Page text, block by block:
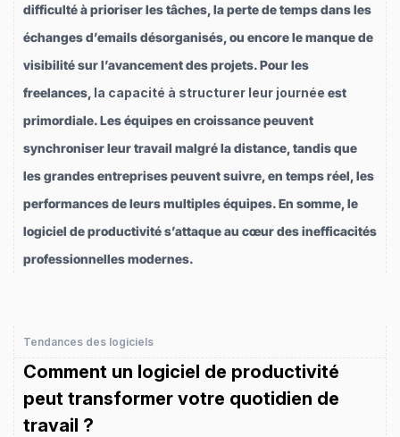
difficulté à prioriser les tâches, la perte de temps dans les
échanges d’emails désorganisés, ou encore le manque de
visibilité sur l’avancement des projets. Pour les
freelances, la capacité à structurer leur journée est
primordiale. Les équipes en croissance peuvent
synchroniser leur travail malgré la distance, tandis que
les grandes entreprises peuvent suivre, en temps réel, les
performances de leurs multiples équipes. En somme, le
logiciel de productivité s’attaque au cœur des inefficacités
professionnelles modernes.
Tendances des logiciels
Comment un logiciel de productivité
peut transformer votre quotidien de
travail ?